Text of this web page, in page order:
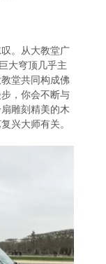
。从大教堂广
大穹顶几乎主
堂共同构成佛
，你会不断与
雕刻精美的木
兴大师有关。